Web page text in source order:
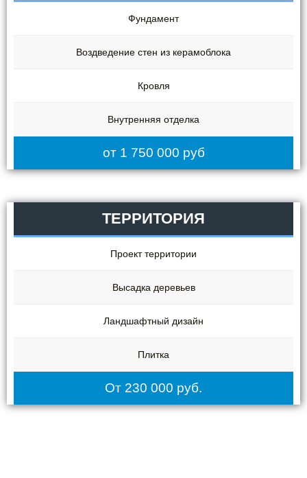
Фундамент
Воздведение стен из керамоблока
Кровля
Внутренняя отделка
от 1 750 000 руб
ТЕРРИТОРИЯ
Проект территории
Высадка деревьев
Ландшафтный дизайн
Плитка
От 230 000 руб.